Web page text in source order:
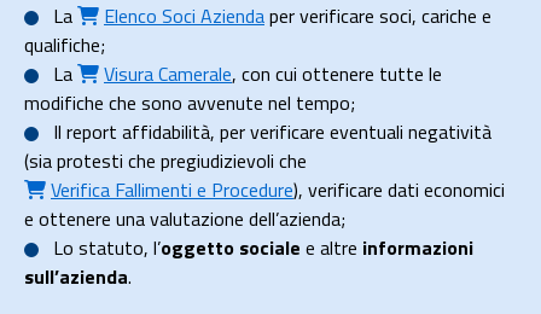
La
Elenco Soci Aziendaper verificare soci, cariche e
qualifiche;
La
Visura Camerale, con cui ottenere tutte le
modifiche che sono avvenute nel tempo;
Il report affidabilità, per verificare eventuali negatività
(sia protesti che pregiudizievoli che
Verifica Fallimenti e Procedure), verificare dati economici
e ottenere una valutazione dell’azienda;
Lo statuto, l’oggetto sociale e altre informazioni
sull’azienda.